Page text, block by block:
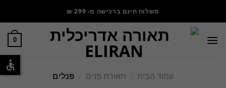
משלוח חינם ברכישה מ- 299 ₪
0
עמוד הבית / תאורת פנים / פנלים